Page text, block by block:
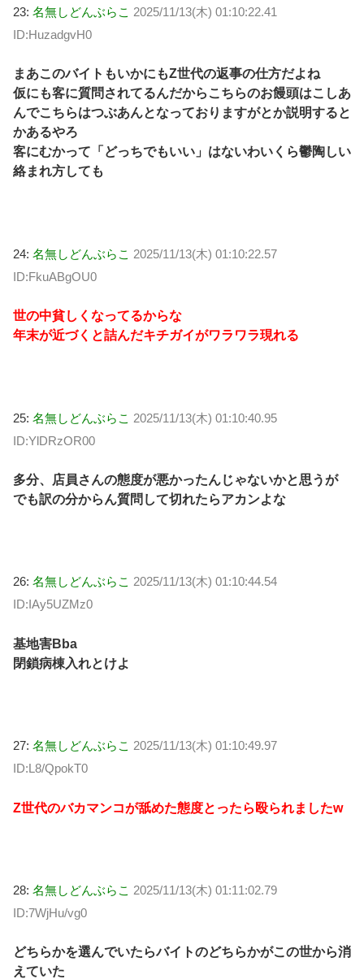
23: 名無しどんぶらこ 2025/11/13(木) 01:10:22.41
ID:HuzadgvH0
まあこのバイトもいかにもZ世代の返事の仕方だよね
仮にも客に質問されてるんだからこちらのお饅頭はこしあ
んでこちらはつぶあんとなっておりますがとか説明すると
かあるやろ
客にむかって「どっちでもいい」はないわいくら鬱陶しい
絡まれ方しても
24: 名無しどんぶらこ 2025/11/13(木) 01:10:22.57
ID:FkuABgOU0
世の中貧しくなってるからな
年末が近づくと詰んだキチガイがワラワラ現れる
25: 名無しどんぶらこ 2025/11/13(木) 01:10:40.95
ID:YlDRzOR00
多分、店員さんの態度が悪かったんじゃないかと思うが
でも訳の分からん質問して切れたらアカンよな
26: 名無しどんぶらこ 2025/11/13(木) 01:10:44.54
ID:IAy5UZMz0
基地害Bba
閉鎖病棟入れとけよ
27: 名無しどんぶらこ 2025/11/13(木) 01:10:49.97
ID:L8/QpokT0
Z世代のバカマンコが舐めた態度とったら殴られましたw
28: 名無しどんぶらこ 2025/11/13(木) 01:11:02.79
ID:7WjHu/vg0
どちらかを選んでいたらバイトのどちらかがこの世から消
えていた